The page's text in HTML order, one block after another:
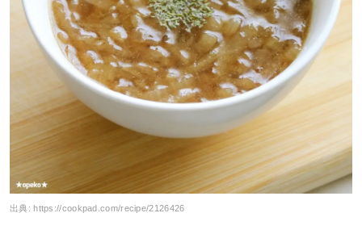
出典:https://cookpad.com/recipe/2126426